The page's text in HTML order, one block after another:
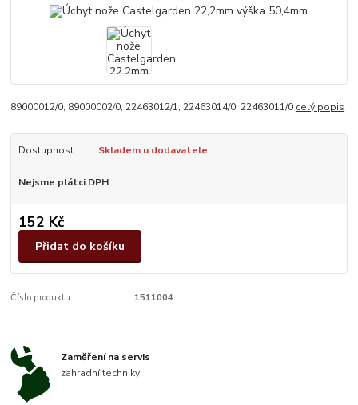
89000012/0, 89000002/0, 22463012/1, 22463014/0, 22463011/0 celý popis
Dostupnost Skladem u dodavatele
Nejsme plátci DPH
152 Kč
Přidat do košíku
Číslo produktu: 1511004
Zaměření na servis
zahradní techniky